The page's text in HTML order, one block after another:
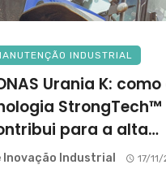
INDUSTRIAL
Urania K: como
StrongTech™
para a alta
na
Inovação Industrial 17/